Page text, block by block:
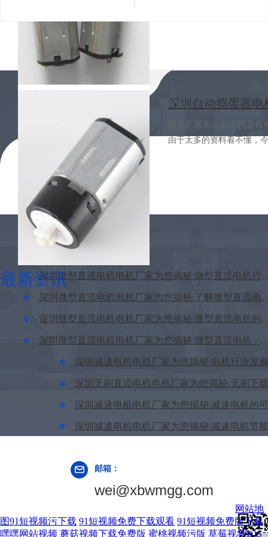
很多厂家关心自动捣蛋器
由于太多的资料看不懂，
最新资讯 深圳微型直流电机电机厂家为您揭秘
深圳微型直流电机电机厂家为您揭秘:
深圳微型直流电机电机厂家为您
深圳微型直流电机电机厂家为您揭秘:微型直流电
邮箱：
wei@xbwmgg.com
网站地
图91短视频污下载 91短视频免费下载观看 91短视频免费版下载
嘿嘿网站视频 蘑菇视频下载免费版 蜜桃视频污版 草莓视频IOS